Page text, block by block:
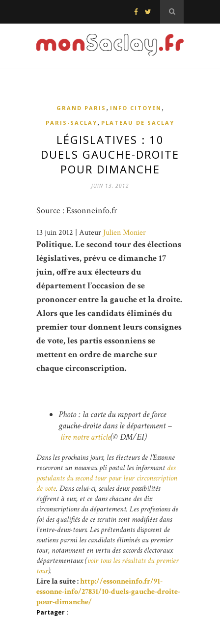
GRAND PARIS , INFO CITOYEN ,
PARIS-SACLAY , PLATEAU DE SACLAY
LÉGISLATIVES : 10
DUELS GAUCHE-DROITE
POUR DIMANCHE
JUIN 13, 2012
Source : Essonneinfo.fr
13 juin 2012 | Auteur Julien Monier
Politique. Le second tour des élections
législatives, prévu ce dimanche 17
juin, offre aux électeurs du
département l’occasion de se
prononcer entre la gauche et la droite.
Alors que les candidats éliminés du
premier tour donnent leurs consignes
de vote, les partis essonniens se
mettent en ordre de marche sur
chaque circonscription.
Photo : la carte du rapport de force
gauche-droite dans le département –
lire notre article(© DM/EI)
Dans les prochains jours, les électeurs de l’Essonne
recevront un nouveau pli postal les informant des
postulants du second tour pour leur circonscription
de vote. Dans celui-ci, seules deux possibilités
s’offrent à eux, et ce dans chacune des dix
circonscriptions du département. Les professions de
foi des qualifiés de ce scrutin sont modifiées dans
l’entre-deux-tours. Les prétendants disposent de
soutiens parmi les candidats éliminés au premier
tour, notamment en vertu des accords électoraux
départementaux (voir tous les résultats du premier
tour).
Lire la suite :http://essonneinfo.fr/91-
essonne-info/27831/10-duels-gauche-droite-
pour-dimanche/
Partager :